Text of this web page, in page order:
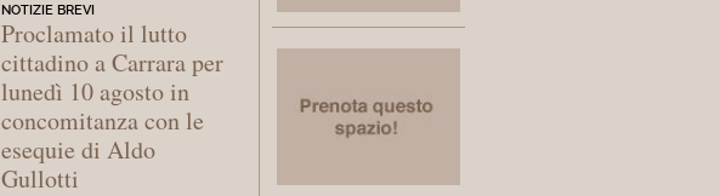
NOTIZIE BREVI
Proclamato il lutto
cittadino a Carrara per
lunedì 10 agosto in
concomitanza con le
esequie di Aldo
Gullotti